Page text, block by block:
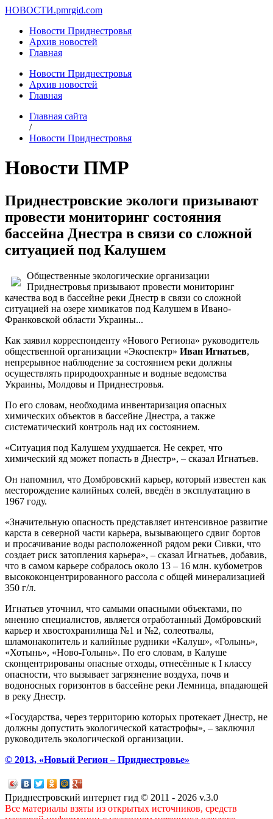
НОВОСТИ.pmrgid.com
Новости Приднестровья
Архив новостей
Главная
Новости Приднестровья
Архив новостей
Главная
Главная сайта
/
Новости Приднестровья
Новости ПМР
Приднестровские экологи призывают
провести мониторинг состояния
бассейна Днестра в связи со сложной
ситуацией под Калушем
Общественные экологические организации
Приднестровья призывают провести мониторинг
качества вод в бассейне реки Днестр в связи со сложной
ситуацией на озере химикатов под Калушем в Ивано-
Франковской области Украины...
Как заявил корреспонденту «Нового Региона» руководитель
общественной организации «Экоспектр» Иван Игнатьев,
непрерывное наблюдение за состоянием реки должны
осуществлять природоохранные и водные ведомства
Украины, Молдовы и Приднестровья.
По его словам, необходима инвентаризация опасных
химических объектов в бассейне Днестра, а также
систематический контроль над их состоянием.
«Ситуация под Калушем ухудшается. Не секрет, что
химический яд может попасть в Днестр», – сказал Игнатьев.
Он напомнил, что Домбровский карьер, который известен как
месторождение калийных солей, введён в эксплуатацию в
1967 году.
«Значительную опасность представляет интенсивное развитие
карста в северной части карьера, вызывающего сдвиг бортов
и просачивание воды расположенной рядом реки Сивки, что
создает риск затопления карьера», – сказал Игнатьев, добавив,
что в самом карьере собралось около 13 – 16 млн. кубометров
высококонцентрированного рассола с общей минерализацией
350 г/л.
Игнатьев уточнил, что самыми опасными объектами, по
мнению специалистов, является отработанный Домбровский
карьер и хвостохранилища №1 и №2, солеотвалы,
шламонакопитель и калийные рудники «Ка­луш», «Голынь»,
«Хотынь», «Ново-Голынь». По его словам, в Калуше
сконцентрированы опасные отходы, отнесённые к I классу
опасности, что вызывает загрязнение воздуха, почв и
водоносных горизонтов в бассейне реки Лемница, впадающей
в реку Днестр.
«Государства, через территорию которых протекает Днестр, не
должны допустить экологической катастрофы», – заключил
руководитель экологической организации.
© 2013, «Новый Регион – Приднестровье»
Приднестровский интернет гид © 2011 - 2026 v.3.0
Все материалы взяты из открытых источников, средств